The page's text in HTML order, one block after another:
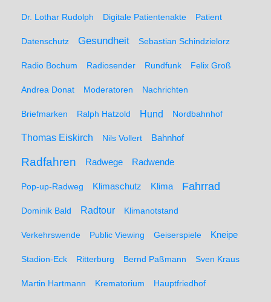
Dr. Lothar Rudolph Digitale Patientenakte Patient
Datenschutz Gesundheit Sebastian Schindzielorz
Radio Bochum Radiosender Rundfunk Felix Groß
Andrea Donat Moderatoren Nachrichten
Briefmarken Ralph Hatzold Hund Nordbahnhof
Thomas Eiskirch Nils Vollert Bahnhof
Radfahren Radwege Radwende
Pop-up-Radweg Klimaschutz Klima Fahrrad
Dominik Bald Radtour Klimanotstand
Verkehrswende Public Viewing Geiserspiele Kneipe
Stadion-Eck Ritterburg Bernd Paßmann Sven Kraus
Martin Hartmann Krematorium Hauptfriedhof